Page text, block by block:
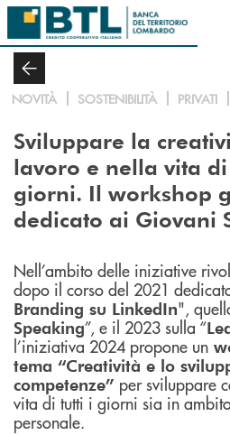
Salta al contenuto principale
NOVITÀ SOSTENIBILITÀ PRIVATI
Sviluppare la
lavoro e nella vita
giorni. Il workshop
dedicato ai Giovani
Nell’ambito delle iniziative
dopo il corso del 2021
Branding su LinkedIn",
Speaking”, e il 2023 sulla “
l’iniziativa 2024 propone un
tema “Creatività e lo
competenze” per sviluppare
vita di tutti i giorni sia in
personale.